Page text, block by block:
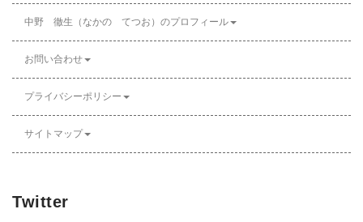
中野 徹生（なかの てつお）のプロフィール
お問い合わせ
プライバシーポリシー
サイトマップ
Twitter